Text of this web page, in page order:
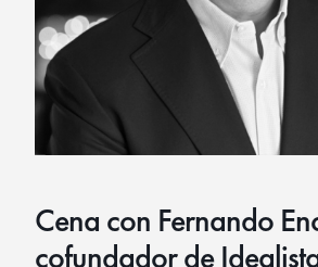
Cena con Fernando
cofundador de